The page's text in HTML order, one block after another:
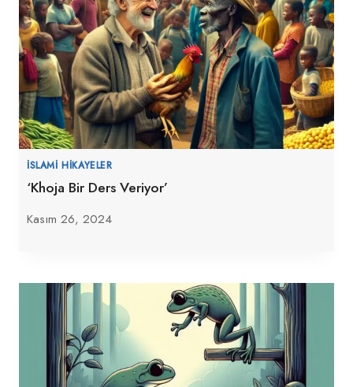
İSLAMI HIKAYELER
‘Khoja Bir Ders Veriyor’
Kasım 26, 2024